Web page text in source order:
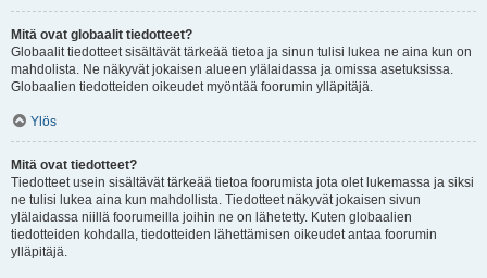
Mitä ovat globaalit tiedotteet?
Globaalit tiedotteet sisältävät tärkeää tietoa ja sinun tulisi lukea ne aina kun on
mahdolista. Ne näkyvät jokaisen alueen ylälaidassa ja omissa asetuksissa.
Globaalien tiedotteiden oikeudet myöntää foorumin ylläpitäjä.
Ylös
Mitä ovat tiedotteet?
Tiedotteet usein sisältävät tärkeää tietoa foorumista jota olet lukemassa ja siksi
ne tulisi lukea aina kun mahdollista. Tiedotteet näkyvät jokaisen sivun
ylälaidassa niillä foorumeilla joihin ne on lähetetty. Kuten globaalien
tiedotteiden kohdalla, tiedotteiden lähettämisen oikeudet antaa foorumin
ylläpitäjä.